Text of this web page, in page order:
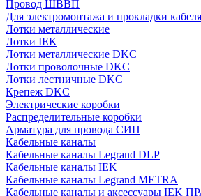
Провод ШВВП
Для электромонтажа и прокладки кабеля
Лотки металлические
Лотки IEK
Лотки металлические DKC
Лотки проволочные DKC
Лотки лестничные DKC
Крепеж DKC
Электрические коробки
Распределительные коробки
Арматура для провода СИП
Кабельные каналы
Кабельные каналы Legrand DLP
Кабельные каналы IEK
Кабельные каналы Legrand METRA
Кабельные каналы и аксессуары IEK